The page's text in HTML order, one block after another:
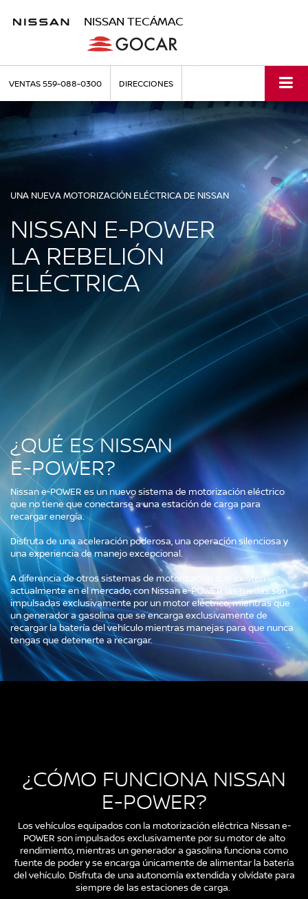
NISSAN TECÁMAC
VENTAS559-088-0300 DIRECCIONES
UNA NUEVA MOTORIZACIÓN ELÉCTRICA DE NISSAN
NISSAN E-POWER
LA REBELIÓN
ELÉCTRICA
¿QUÉ ES NISSAN
E-POWER?
Nissan e-POWER es un nuevo sistema de motorización eléctrico
que no tiene que conectarse a una estación de carga para
recargar energía.
Disfruta de una aceleración poderosa, una operación silenciosa y
una experiencia de manejo excepcional.
A diferencia de otros sistemas de motorización que existen
actualmente en el mercado, con Nissan e-POWER las ruedas son
impulsadas exclusivamente por un motor eléctrico, mientras que
un generador a gasolina que se encarga exclusivamente de
recargar la batería del vehículo mientras manejas para que nunca
tengas que detenerte a recargar.
¿CÓMO FUNCIONA NISSAN
E-POWER?
Los vehículos equipados con la motorización eléctrica Nissan e-
POWER son impulsados exclusivamente por su motor de alto
rendimiento, mientras un generador a gasolina funciona como
fuente de poder y se encarga únicamente de alimentar la batería
del vehículo. Disfruta de una autonomía extendida y olvídate para
siempre de las estaciones de carga.